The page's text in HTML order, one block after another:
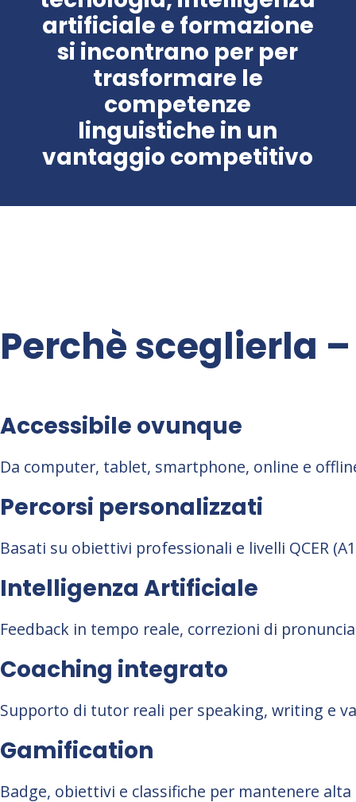
artificiale e formazione
si incontrano per per
trasformare le
competenze
linguistiche in un
vantaggio competitivo
Perchè sceglierla
Accessibile ovunque
Da computer, tablet, smartphone, online e
Percorsi personalizzati
Basati su obiettivi professionali e livelli QCER
Intelligenza Artificiale
Feedback in tempo reale, correzioni di
Coaching integrato
Supporto di tutor reali per speaking, writing e
Gamification
Badge, obiettivi e classifiche per mantenere